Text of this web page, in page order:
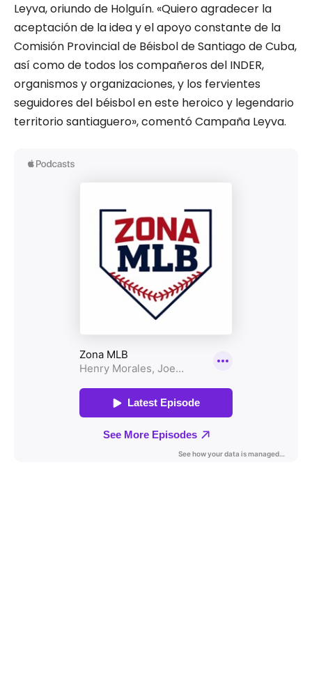
Leyva, oriundo de Holguín. «Quiero agradecer la
aceptación de la idea y el apoyo constante de la
Comisión Provincial de Béisbol de Santiago de Cuba,
así como de todos los compañeros del INDER,
organismos y organizaciones, y los fervientes
seguidores del béisbol en este heroico y legendario
territorio santiaguero», comentó Campaña Leyva.